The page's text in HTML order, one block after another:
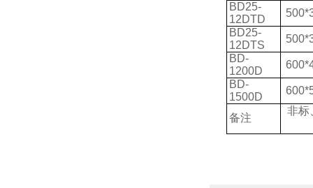
BD25-
12DTD
BD25-
12DTS
BD-
1200D
BD-
1500D
备注
非标